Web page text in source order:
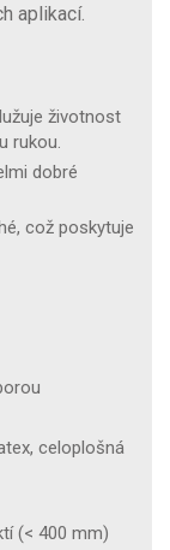
aplikací.
životnost
rukou.
dobré
což poskytuje
celoplošná
(< 400 mm)